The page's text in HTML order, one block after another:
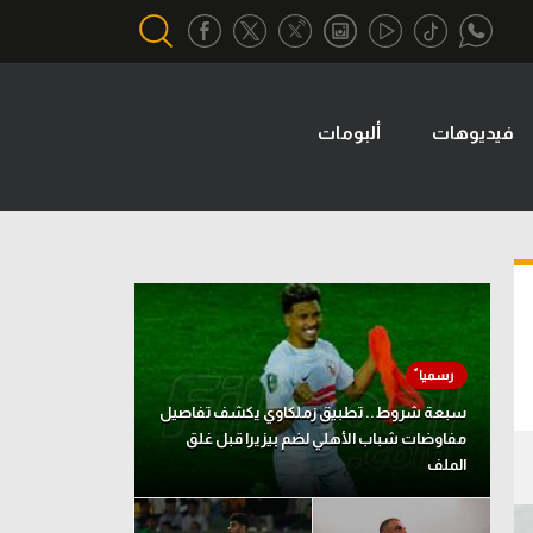
تحقيق في الجول
تقرير في الجول
تحليل في الجول
حكايات في الجول
كويز في الجول
فيديو في الجول
فيديوهات ألبومات
سبعة شروط.. تطبيق زملكاوي يكشف تفاصيل
مفاوضات شباب الأهلي لضم بيزيرا قبل غلق
الملف